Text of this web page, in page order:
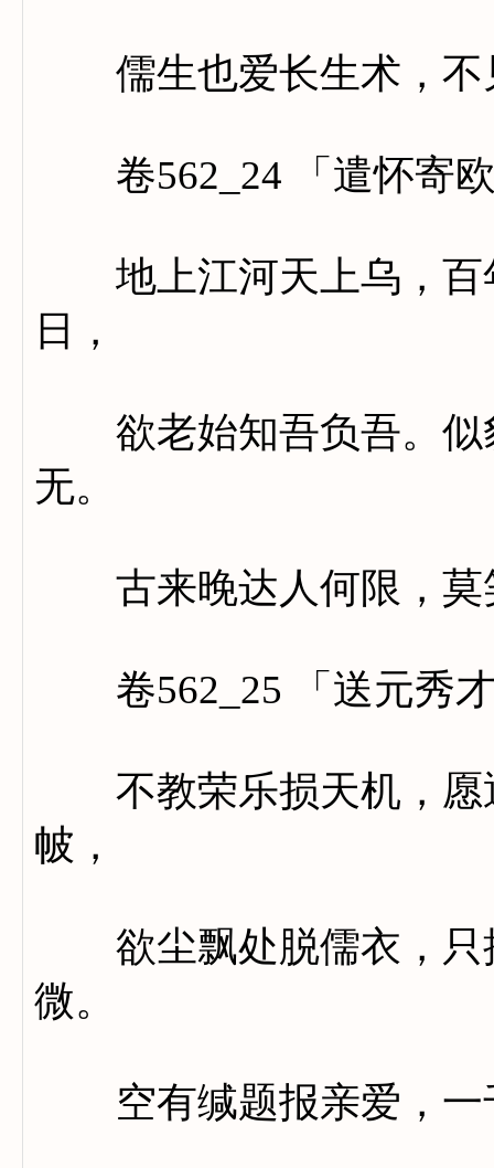
儒生也爱长生术，不
卷562_24 「遣怀寄欧
地上江河天上乌，百
日，
欲老始知吾负吾。似
无。
古来晚达人何限，莫
卷562_25 「送元秀才
不教荣乐损天机，愿
帔，
欲尘飘处脱儒衣，只
微。
空有缄题报亲爱，一